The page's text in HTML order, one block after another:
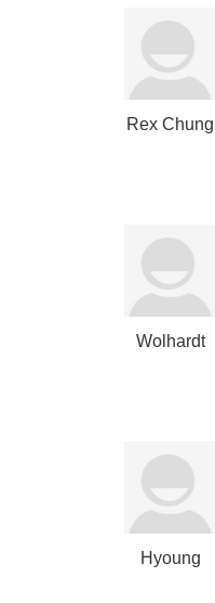
Rex Chung
Wolhardt
Hyoung